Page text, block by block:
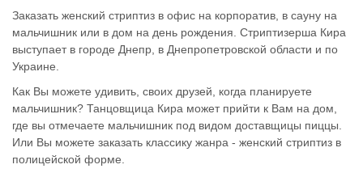
Заказать женский стриптиз в офис на корпоратив, в сауну на
мальчишник или в дом на день рождения. Стриптизерша Кира
выступает в городе Днепр, в Днепропетровской области и по
Украине.
Как Вы можете удивить, своих друзей, когда планируете
мальчишник? Танцовщица Кира может прийти к Вам на дом,
где вы отмечаете мальчишник под видом доставщицы пиццы.
Или Вы можете заказать классику жанра - женский стриптиз в
полицейской форме.